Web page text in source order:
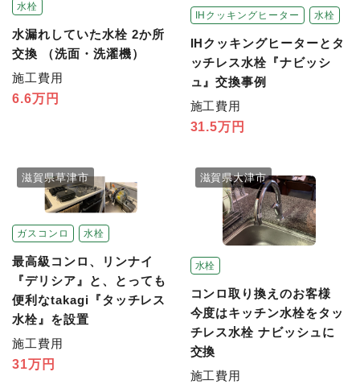
水栓
水漏れしていた水栓 2か所
交換 （洗面・洗濯機）
施工費用
6.6万円
IHクッキングヒーター 水栓
IHクッキングヒーターとタ
ッチレス水栓『ナビッシ
ュ』交換事例
施工費用
31.5万円
ガスコンロ 水栓
滋賀県草津市
最高級コンロ、リンナイ
『デリシア』と、とっても
便利なtakagi『タッチレス
水栓』を設置
施工費用
31万円
水栓
滋賀県大津市
コンロ取り換えのお客様
今度はキッチン水栓をタッ
チレス水栓 ナビッシュに
交換
施工費用